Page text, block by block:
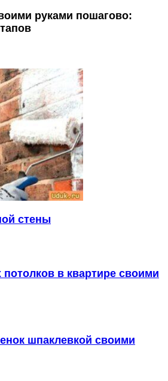
руками пошагово:
стены
в квартире своими
шпаклевкой своими